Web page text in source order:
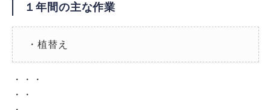
１年間の主な作業
・植替え
・・・
・・